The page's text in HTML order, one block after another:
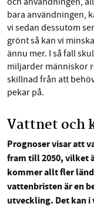
bara användningen,
vi sedan dessutom
grönt så kan vi
ännu mer. I så fall
miljarder människor
skillnad från att
pekar på.
Vattnet och
Prognoser visar att
fram till 2050, vilket
kommer allt fler
vattenbristen är en
utveckling. Det kan